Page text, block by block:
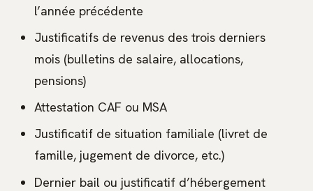
l’année précédente
Justificatifs de revenus des trois derniers
mois (bulletins de salaire, allocations,
pensions)
Attestation CAF ou MSA
Justificatif de situation familiale (livret de
famille, jugement de divorce, etc.)
Dernier bail ou justificatif d’hébergement